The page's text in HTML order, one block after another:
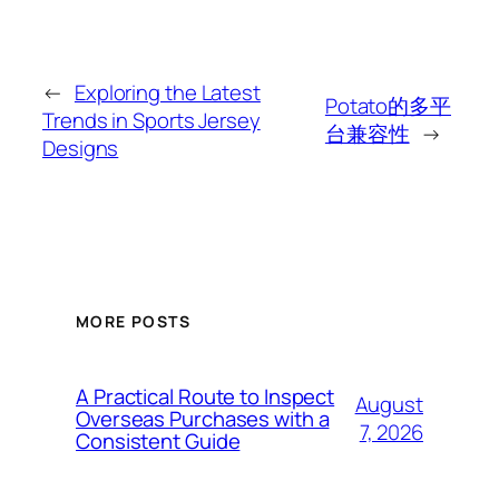
← Exploring the Latest
Trends in Sports Jersey
Designs
Potato的多平
台兼容性 →
MORE POSTS
A Practical Route to Inspect
Overseas Purchases with a
Consistent Guide
August
7, 2026